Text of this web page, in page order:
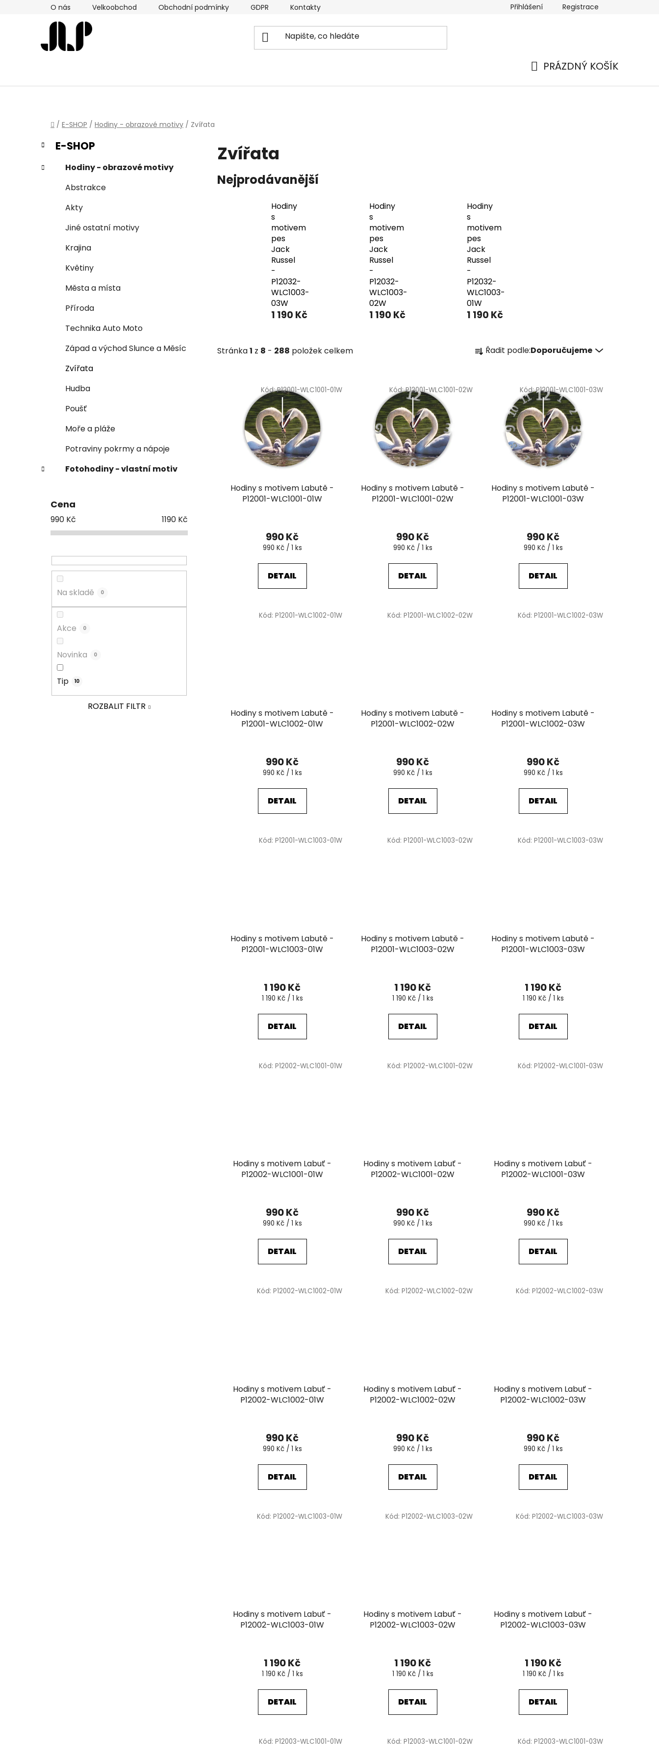
O nás Velkoobchod Obchodní podmínky GDPR Kontakty Přihlášení Registrace
PRÁZDNÝ KOŠÍK
Domů
/ E-SHOP / Hodiny - obrazové motivy / Zvířata
P
o
s
Přeskočit
kategorie
K
a
e
E-SHOP
Hodiny - obrazové motivy
Abstrakce
Akty
Jiné ostatní motivy
Krajina
Květiny
Města a místa
Příroda
Technika Auto Moto
Západ a východ Slunce a Měsíc
Zvířata
Hudba
Poušť
Moře a pláže
Potraviny pokrmy a nápoje
Fotohodiny - vlastní motiv
Cena
990 Kč 1190 Kč
Na skladě 0
Akce 0
Novinka 0
Tip 10
ROZBALIT FILTR
Zvířata
Nejprodávanější
Hodiny
s
motivem
pes
Jack
Russel
-
P12032-
WLC1003-
03W
1 190 Kč
Hodiny
s
motivem
pes
Jack
Russel
-
P12032-
WLC1003-
02W
1 190 Kč
Hodiny
s
motivem
pes
Jack
Russel
-
P12032-
WLC1003-
01W
1 190 Kč
Stránka1 z 8 - 288 položek celkem a Řadit podle:Doporučujeme
Hodiny s motivem Labutě -
P12001-WLC1001-01W
990 Kč
Měrná
990 Kč / 1 ks
DETAIL
Kód:P12001-WLC1001-01W
Hodiny s motivem Labutě -
P12001-WLC1001-02W
990 Kč
Měrná
990 Kč / 1 ks
DETAIL
Kód:P12001-WLC1001-02W
Hodiny s motivem Labutě -
P12001-WLC1001-03W
990 Kč
Měrná
990 Kč / 1 ks
DETAIL
Kód:P12001-WLC1001-03W
Hodiny s motivem Labutě -
P12001-WLC1002-01W
990 Kč
Měrná
990 Kč / 1 ks
DETAIL
Kód: P12001-WLC1002-01W
Hodiny s motivem Labutě -
P12001-WLC1002-02W
990 Kč
Měrná
990 Kč / 1 ks
DETAIL
Kód: P12001-WLC1002-02W
Hodiny s motivem Labutě -
P12001-WLC1002-03W
990 Kč
Měrná
990 Kč / 1 ks
DETAIL
Kód: P12001-WLC1002-03W
Hodiny s motivem Labutě -
P12001-WLC1003-01W
1 190 Kč
Měrná
1 190 Kč / 1 ks
DETAIL
Kód: P12001-WLC1003-01W
Hodiny s motivem Labutě -
P12001-WLC1003-02W
1 190 Kč
Měrná
1 190 Kč / 1 ks
DETAIL
Kód: P12001-WLC1003-02W
Hodiny s motivem Labutě -
P12001-WLC1003-03W
1 190 Kč
Měrná
1 190 Kč / 1 ks
DETAIL
Kód: P12001-WLC1003-03W
Hodiny s motivem Labuť -
P12002-WLC1001-01W
990 Kč
Měrná
990 Kč / 1 ks
DETAIL
Kód: P12002-WLC1001-01W
Hodiny s motivem Labuť -
P12002-WLC1001-02W
990 Kč
Měrná
990 Kč / 1 ks
DETAIL
Kód: P12002-WLC1001-02W
Hodiny s motivem Labuť -
P12002-WLC1001-03W
990 Kč
Měrná
990 Kč / 1 ks
DETAIL
Kód: P12002-WLC1001-03W
Hodiny s motivem Labuť -
P12002-WLC1002-01W
990 Kč
Měrná
990 Kč / 1 ks
DETAIL
Kód: P12002-WLC1002-01W
Hodiny s motivem Labuť -
P12002-WLC1002-02W
990 Kč
Měrná
990 Kč / 1 ks
DETAIL
Kód: P12002-WLC1002-02W
Hodiny s motivem Labuť -
P12002-WLC1002-03W
990 Kč
Měrná
990 Kč / 1 ks
DETAIL
Kód: P12002-WLC1002-03W
Hodiny s motivem Labuť -
P12002-WLC1003-01W
1 190 Kč
Měrná
1 190 Kč / 1 ks
DETAIL
Kód: P12002-WLC1003-01W
Hodiny s motivem Labuť -
P12002-WLC1003-02W
1 190 Kč
Měrná
1 190 Kč / 1 ks
DETAIL
Kód: P12002-WLC1003-02W
Hodiny s motivem Labuť -
P12002-WLC1003-03W
1 190 Kč
Měrná
1 190 Kč / 1 ks
DETAIL
Kód: P12002-WLC1003-03W
Kód: P12003-WLC1001-01W Kód: P12003-WLC1001-02W Kód: P12003-WLC1001-03W